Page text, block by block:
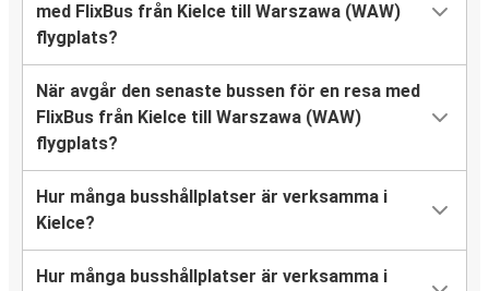
med FlixBus från Kielce till Warszawa (WAW)
flygplats?
När avgår den senaste bussen för en resa med
FlixBus från Kielce till Warszawa (WAW)
flygplats?
Hur många busshållplatser är verksamma i
Kielce?
Hur många busshållplatser är verksamma i